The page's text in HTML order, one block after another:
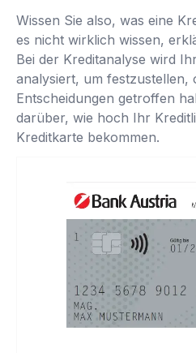
Wissen Sie also, was eine
es nicht wirklich wissen,
Bei der Kreditanalyse wird
analysiert, um festzustellen,
Entscheidungen getroffen
darüber, wie hoch Ihr
Kreditkarte bekommen.